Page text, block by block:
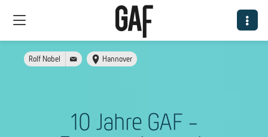
Rolf Nobel Hannover
10 Jahre GAF -